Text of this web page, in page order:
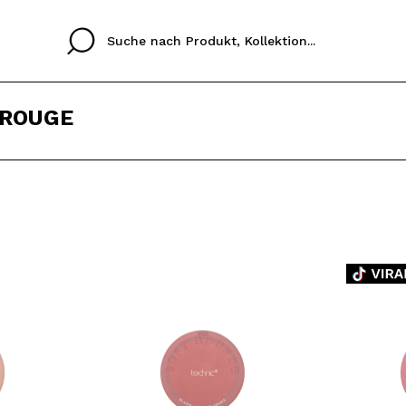
ICH
Durch die Erstellung
Einkäufe schnell